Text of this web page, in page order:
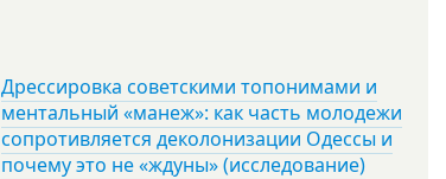
Дрессировка советскими топонимами и
ментальный «манеж»: как часть молодежи
сопротивляется деколонизации Одессы и
почему это не «ждуны» (исследование)